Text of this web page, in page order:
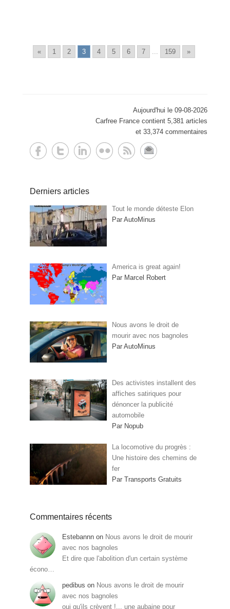
« 1 2 3 4 5 6 7 159 »
Aujourd'hui le 09-08-2026
Carfree France contient 5,381 articles
et 33,374 commentaires
Derniers articles
Tout le monde déteste Elon
Par AutoMinus
America is great again!
Par Marcel Robert
Nous avons le droit de
mourir avec nos bagnoles
Par AutoMinus
Des activistes installent des
affiches satiriques pour
dénoncer la publicité
automobile
Par Nopub
La locomotive du progrès :
Une histoire des chemins de
fer
Par Transports Gratuits
Commentaires récents
Estebannn on Nous avons le droit de mourir
avec nos bagnoles
Et dire que l'abolition d'un certain système
écono…
pedibus on Nous avons le droit de mourir
avec nos bagnoles
oui qu'ils crèvent !... une aubaine pour